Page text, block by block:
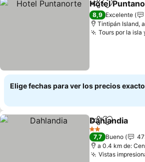
Compartir
Agregar
Hotel
8,9 Excelente
Tintipán Island,
Tours por la isla
Elige fechas para ver los precios
Compartir
Agregar
Dahlandia
2 Estrellas
7,7 Bueno
a 0.4 km de:
Vistas